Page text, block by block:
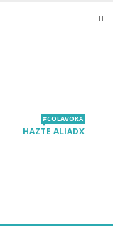
HAZTE ALIADX
#COLAVORA